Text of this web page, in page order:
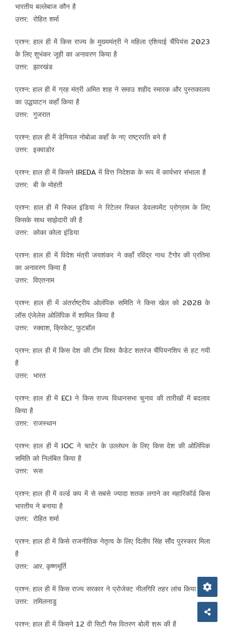
भारतीय बल्लेबाज कौन है
उत्तर: रोहित शर्मा
प्रश्न: हाल ही में किस राज्य के मुख्यमंत्री ने महिला एशियाई चैंपियंस 2023
के लिए शुभंकर जूही का अनावरण किया है
उत्तर: झारखंड
प्रश्न: हाल ही में ग्रह मंत्री अमित शाह ने समाउ शहीद स्मारक और पुस्तकालय
का उद्धघाटन कहाँ किया है
उत्तर: गुजरात
प्रश्न: हाल ही में डेनियल नोबोआ कहाँ के नए राष्ट्रपति बने है
उत्तर: इक्वाडोर
प्रश्न: हाल ही में किसने IREDA में वित्त निदेशक के रूप में कार्यभार संभाला है
उत्तर: बी के मोहंती
प्रश्न: हाल ही में स्किल इंडिया ने रिटेलर स्किल डेवलपमेंट प्रोग्राम के लिए
किसके साथ साझेदारी की है
उत्तर: कोका कोला इंडिया
प्रश्न: हाल ही में विदेश मंत्री जयशंकर ने कहाँ रविंद्र नाथ टैगोर की प्रतिमा
का अनावरण किया है
उत्तर: विएतनाम
प्रश्न: हाल ही में अंतर्राष्ट्रीय ओलंपिक समिति ने किस खेल को 2028 के
लॉस एंजेलेस ओलिंपिक में शामिल किया है
उत्तर: स्क्वाश, क्रिकेट, फुटबॉल
प्रश्न: हाल ही में किस देश की टीम विश्व कैडेट शतरंज चैंपियनशिप से हट गयी
है
उत्तर: भारत
प्रश्न: हाल ही में ECI ने किस राज्य विधानसभा चुनाव की तारीखों में बदलाव
किया है
उत्तर: राजस्थान
प्रश्न: हाल ही में IOC ने चार्टर के उल्लंघन के लिए किस देश की ओलिंपिक
समिति को निलंबित किया है
उत्तर: रूस
प्रश्न: हाल ही में वर्ल्ड कप में से सबसे ज्यादा शतक लगाने का महारिकॉर्ड किस
भारतीय ने बनाया है
उत्तर: रोहित शर्मा
प्रश्न: हाल ही में किसे राजनीतिक नेतृत्व के लिए दिलीप सिंह सौंद पुरस्कार मिला
है
उत्तर: आर. कृष्णमूर्ति
प्रश्न: हाल ही में किस राज्य सरकार ने प्रोजेक्ट नीलगिरि तहर लांच किया है
उत्तर: तमिलनाडु
प्रश्न: हाल ही में किसने 12 वी सिटी गैस वितरण बोली शुरू की है